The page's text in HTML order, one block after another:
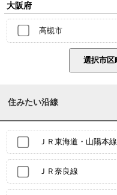
大阪府
高槻市
住みたい沿線
ＪＲ東海道・山陽本線
ＪＲ奈良線